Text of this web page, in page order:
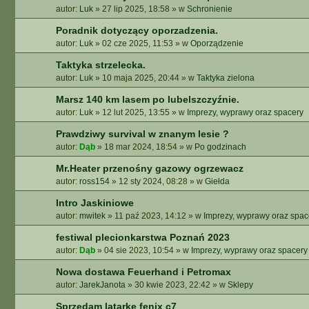
O
N
autor: Luk » 27 lip 2025, 18:58 » w Schronienie
Poradnik dotyczący oporzadzenia.
autor: Luk » 02 cze 2025, 11:53 » w Oporządzenie
Taktyka strzelecka.
autor: Luk » 10 maja 2025, 20:44 » w Taktyka zielona
Marsz 140 km lasem po lubelszczyźnie.
autor: Luk » 12 lut 2025, 13:55 » w Imprezy, wyprawy oraz spacery
Prawdziwy survival w znanym lesie ?
autor: Dąb » 18 mar 2024, 18:54 » w Po godzinach
Mr.Heater przenośny gazowy ogrzewacz
autor: ross154 » 12 sty 2024, 08:28 » w Giełda
Intro Jaskiniowe
autor: mwitek » 11 paź 2023, 14:12 » w Imprezy, wyprawy oraz
festiwal plecionkarstwa Poznań 2023
autor: Dąb » 04 sie 2023, 10:54 » w Imprezy, wyprawy oraz spacery
Nowa dostawa Feuerhand i Petromax
autor: JarekJanota » 30 kwie 2023, 22:42 » w Sklepy
Sprzedam latarkę fenix c7